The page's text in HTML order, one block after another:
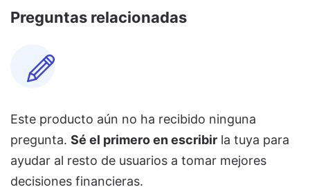
Preguntas relacionadas
Este producto aún no ha recibido ninguna
pregunta. Sé el primero en escribir la tuya para
ayudar al resto de usuarios a tomar mejores
decisiones financieras.